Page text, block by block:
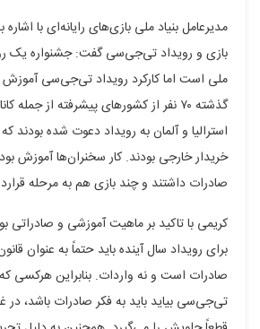
مدیرعامل بنیاد ملی بازی‌های رایانه‌ای با
بازی و رویداد تی‌جی‌سی گفت: جشنواره یک
ملی است اما کارکرد رویداد تی‌جی‌سی
گذشته ۷۰ نفر از کشورهای پیشرفته از جمله
خریدار خارجی بودند. کار سخنران‌ها آموزش
صادرات داشتند و چند بازی هم به مرحله
برای رویداد سال آینده باید حتماً به عنوان
صادرات است و نه واردات. بنابراین هرکسی
تی‌جی‌سی بیاید باید به فکر صادرات باشد، در